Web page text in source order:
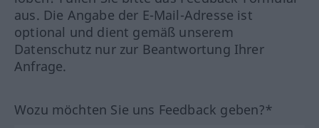
aus. Die Angabe der E-Mail-Adresse ist
optional und dient gemäß unserem
Datenschutz nur zur Beantwortung Ihrer
Anfrage.
Wozu möchten Sie uns Feedback geben?*